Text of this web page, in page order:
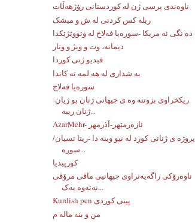
ناوەندی پرسی ژن لە کوردستانی رۆژهەڵات
ریله کس کردنی له ش و میشک
ده نگی ئه مریکا -سوره‌یا فه‌لاح له‌ وتووێژێکدا
دیمانە، وت و ویژ و وتار
فیدیو ژنی کوردا
به شداری له هه لمه ته کاندا
سورەیا فەلاح
ریکخراوی بزوتنه وه ی جیهانی ژنان بو ژیان-
ژنان ریبه...
AzarMehr- ئازەرمێهر-آذرمهر
پروژه ی ژنانی کورد له نیو وینه دا -ریتا نسیان/
سوره...
کورپیدیا
ناوەرۆکی راگەیەنراوی جیهانیی ماڤی مرۆڤی
نەتەوە یەک...
Kurdish pen پینی کوردی
من و بنه ماله م